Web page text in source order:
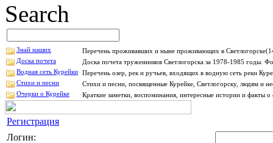
Search
Знай наших
Перечень проживавших и ныне проживающих в
Доска почета
Доска почета труженников Светлогорска за 1978-1985 годы.
Водная сеть Курейки Перечень озер, рек и ручьев, входящих в водную сеть реки
Стихи и песни
Стихи и песни, посвященные Курейке, Светлогорску, людям и
Очерки о Курейке
Краткие заметки, воспоминания, интересные истории и факты
Регистрация
Логин: